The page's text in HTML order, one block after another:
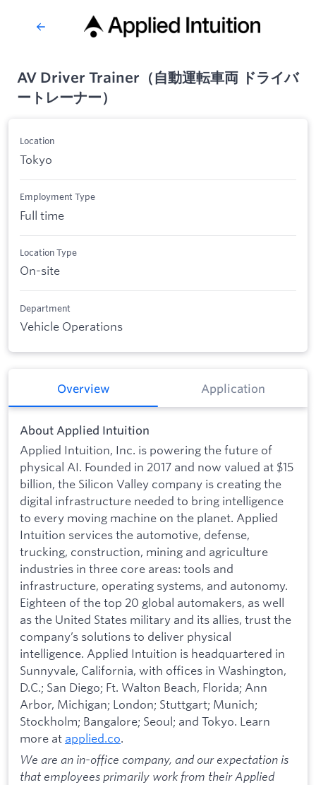
AV Driver Trainer（自動運転車両 ドライバ
ートレーナー）
Location
Tokyo
Employment Type
Full time
Location Type
On-site
Department
Vehicle Operations
Overview Application
About Applied Intuition
Applied Intuition, Inc. is powering the future of
physical AI. Founded in 2017 and now valued at $15
billion, the Silicon Valley company is creating the
digital infrastructure needed to bring intelligence
to every moving machine on the planet. Applied
Intuition services the automotive, defense,
trucking, construction, mining and agriculture
industries in three core areas: tools and
infrastructure, operating systems, and autonomy.
Eighteen of the top 20 global automakers, as well
as the United States military and its allies, trust the
company’s solutions to deliver physical
intelligence. Applied Intuition is headquartered in
Sunnyvale, California, with offices in Washington,
D.C.; San Diego; Ft. Walton Beach, Florida; Ann
Arbor, Michigan; London; Stuttgart; Munich;
Stockholm; Bangalore; Seoul; and Tokyo. Learn
more at applied.co.
We are an in-office company, and our expectation is
that employees primarily work from their Applied